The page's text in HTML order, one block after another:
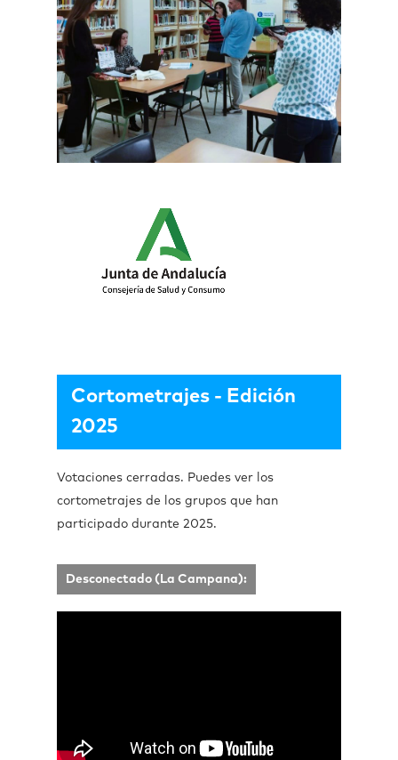
Cortometrajes - Edición
2025
Votaciones cerradas. Puedes ver los
cortometrajes de los grupos que han
participado durante 2025.
Desconectado (La Campana):